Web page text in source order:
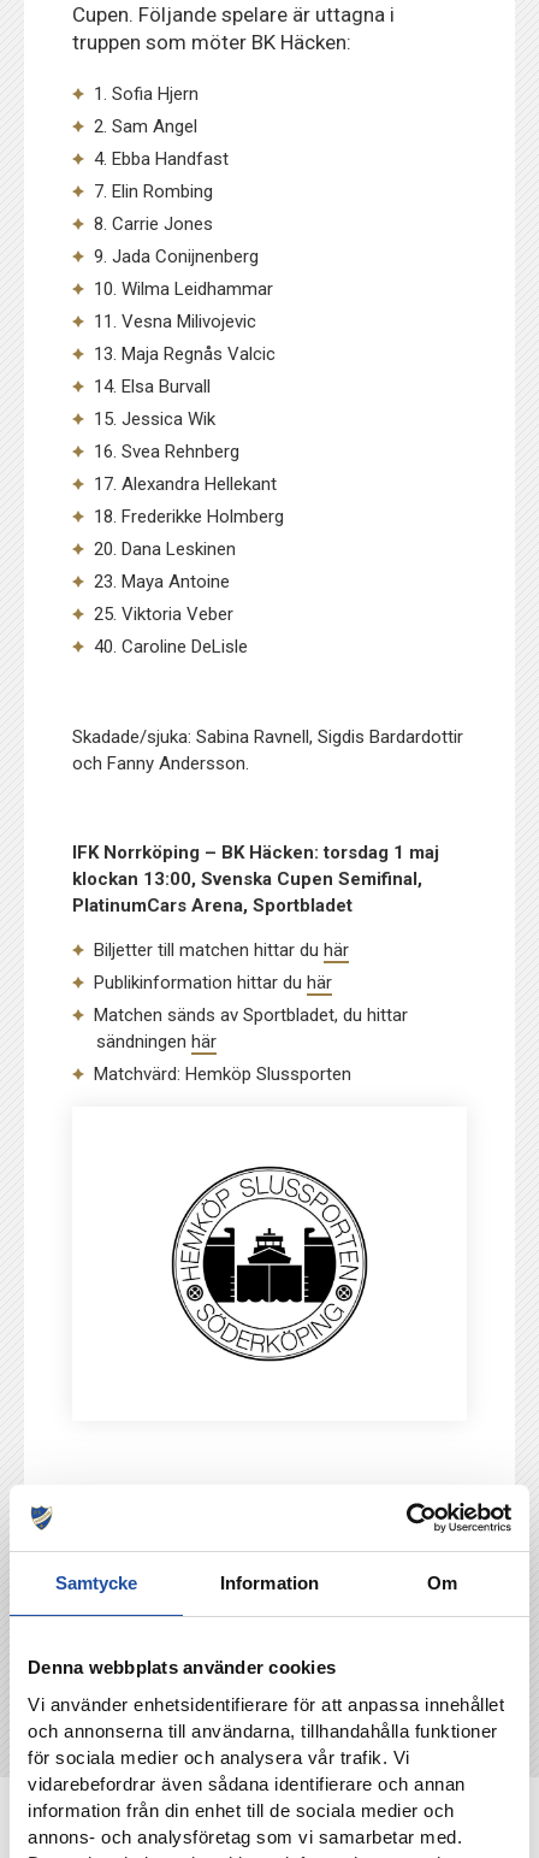
Samtycke Information Om
Denna webbplats använder cookies
Vi använder enhetsidentifierare för att anpassa innehållet
och annonserna till användarna, tillhandahålla funktioner
för sociala medier och analysera vår trafik. Vi
vidarebefordrar även sådana identifierare och annan
information från din enhet till de sociala medier och
annons- och analysföretag som vi samarbetar med.
Cupen. Följande spelare är uttagna i
truppen som möter BK Häcken:
1. Sofia Hjern
2. Sam Angel
4. Ebba Handfast
7. Elin Rombing
8. Carrie Jones
9. Jada Conijnenberg
10. Wilma Leidhammar
11. Vesna Milivojevic
13. Maja Regnås Valcic
14. Elsa Burvall
15. Jessica Wik
16. Svea Rehnberg
17. Alexandra Hellekant
18. Frederikke Holmberg
20. Dana Leskinen
23. Maya Antoine
25. Viktoria Veber
40. Caroline DeLisle
Skadade/sjuka: Sabina Ravnell, Sigdis Bardardottir
och Fanny Andersson.
IFK Norrköping – BK Häcken: torsdag 1 maj
klockan 13:00, Svenska Cupen Semifinal,
PlatinumCars Arena, Sportbladet
Biljetter till matchen hittar duhär
Publikinformation hittar duhär
Matchen sänds av Sportbladet, du hittar
sändningenhär
Matchvärd: Hemköp Slussporten
NYHETER